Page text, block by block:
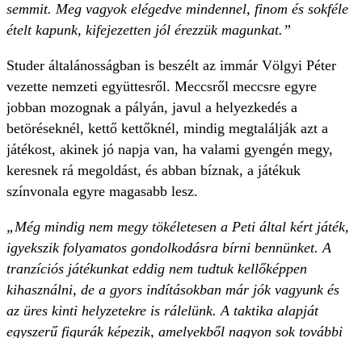
semmit. Meg vagyok elégedve mindennel, finom és sokféle
ételt kapunk, kifejezetten jól érezzük magunkat.”
Studer általánosságban is beszélt az immár Völgyi Péter
vezette nemzeti együttesről. Meccsről meccsre egyre
jobban mozognak a pályán, javul a helyezkedés a
betöréseknél, kettő kettőknél, mindig megtalálják azt a
játékost, akinek jó napja van, ha valami gyengén megy,
keresnek rá megoldást, és abban bíznak, a játékuk
színvonala egyre magasabb lesz.
„Még mindig nem megy tökéletesen a Peti által kért játék,
igyekszik folyamatos gondolkodásra bírni bennünket. A
tranzíciós játékunkat eddig nem tudtuk kellőképpen
kihasználni, de a gyors indításokban már jók vagyunk és
az üres kinti helyzetekre is rálelünk. A taktika alapját
egyszerű figurák képezik, amelyekből nagyon sok további